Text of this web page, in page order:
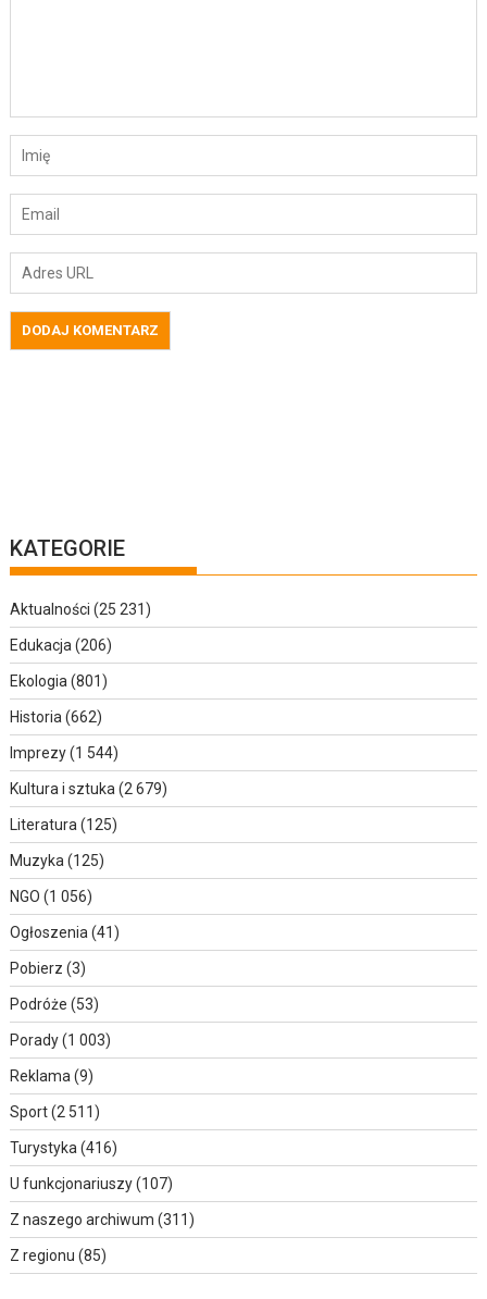
KATEGORIE
Aktualności (25 231)
Edukacja(206)
Ekologia(801)
Historia(662)
Imprezy(1 544)
Kultura i sztuka(2 679)
Literatura(125)
Muzyka(125)
NGO (1 056)
Ogłoszenia(41)
Pobierz (3)
Podróże (53)
Porady(1 003)
Reklama(9)
Sport(2 511)
Turystyka(416)
U funkcjonariuszy(107)
Z naszego archiwum (311)
Z regionu (85)